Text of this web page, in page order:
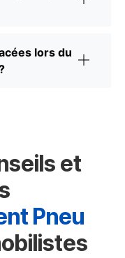
lors du
et
Pneu